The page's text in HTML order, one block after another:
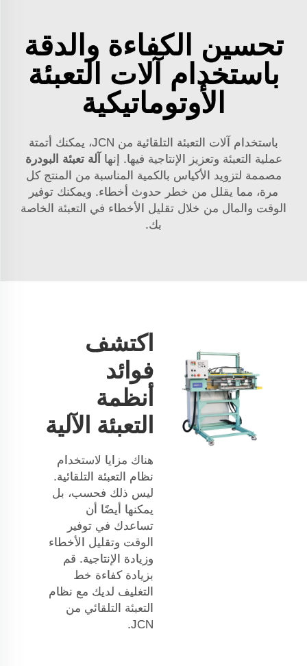
تحسين الكفاءة والدقة
باستخدام آلات التعبئة
الأوتوماتيكية
باستخدام آلات التعبئة التلقائية من JCN، يمكنك أتمتة
عملية التعبئة وتعزيز الإنتاجية فيها. إنها آلة تعبئة البودرة
مصممة لتزويد الأكياس بالكمية المناسبة من المنتج كل
مرة، مما يقلل من خطر حدوث أخطاء. ويمكنك توفير
الوقت والمال من خلال تقليل الأخطاء في التعبئة الخاصة
بك.
اكتشف
فوائد
أنظمة
التعبئة الآلية
هناك مزايا لاستخدام
نظام التعبئة التلقائية.
ليس ذلك فحسب، بل
يمكنها أيضًا أن
تساعدك في توفير
الوقت وتقليل الأخطاء
وزيادة الإنتاجية. قم
بزيادة كفاءة خط
التغليف لديك مع نظام
التعبئة التلقائي من
JCN.